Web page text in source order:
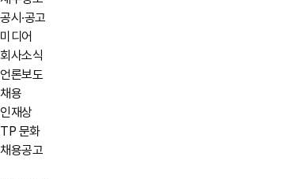
공시·공고
미디어
회사소식
언론보도
채용
인재상
TP 문화
채용공고